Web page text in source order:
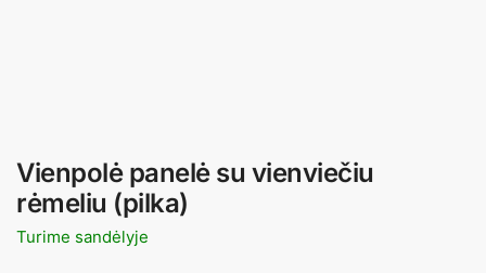
Vienpolė panelė su vienviečiu
rėmeliu (pilka)
Turime sandėlyje